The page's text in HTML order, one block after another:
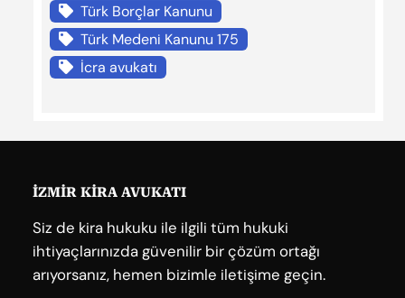
Türk Borçlar Kanunu
Türk Medeni Kanunu 175
İcra avukatı
İZMİR KİRA AVUKATI
Siz de kira hukuku ile ilgili tüm hukuki
ihtiyaçlarınızda güvenilir bir çözüm ortağı
arıyorsanız, hemen bizimle iletişime geçin.